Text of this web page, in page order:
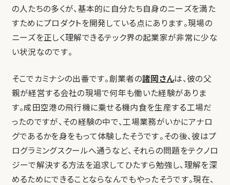
の人たちの多くが、基本的に自分たち自身のニーズを満た
すためにプロダクトを開発している点にあります。現場の
ニーズを正しく理解できるテック界の起業家が非常に少な
い状況なのです。
そこでカミナシの出番です。創業者の諸岡さんは、彼の父
親が経営する会社の現場で何年も働いた経験がありま
す。成田空港の飛行機に乗せる機内食を生産する工場だ
ったのですが、その経験の中で、工場業務がいかにアナロ
グであるかを身をもって体験したそうです。その後、彼はプ
ログラミングスクールへ通うなど、それらの問題をテクノロ
ジーで解決する方法を追求してひたすら勉強し、理解を深
めるためにできることならなんでもやったそうです。現在、